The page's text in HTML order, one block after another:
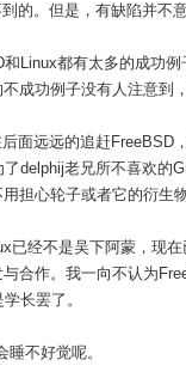
的。但是，有缺陷并不
Linux都有太多的成功
成功例子没有人注意到
面远远的追赶FreeBSD
了delphij老兄所不喜欢的
担心轮子或者它的衍生
已经不是吴下阿蒙，现
合作。我一向不认为
长罢了。
不好觉呢。